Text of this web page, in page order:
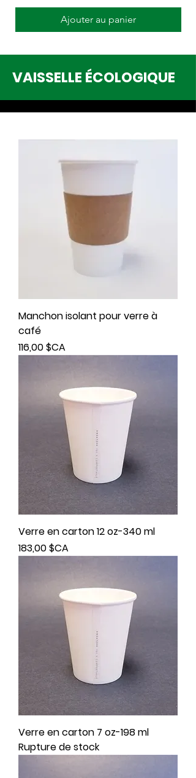
Ajouter au panier
VAISSELLE ÉCOLOGIQUE
Manchon isolant pour verre à
café
Prix
116,00 $CA
Verre en carton 12 oz-340 ml
Prix
183,00 $CA
Verre en carton 7 oz-198 ml
Rupture de stock